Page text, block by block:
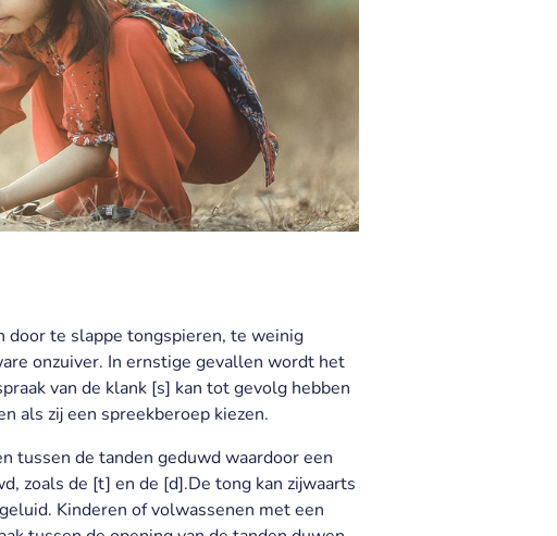
door te slappe tongspieren, te weinig
onzuiver. In ernstige gevallen wordt het
van de klank [s] kan tot gevolg hebben
als zij een spreekberoep kiezen.
tussen de tanden geduwd waardoor een
zoals de [t] en de [d].De tong kan zijwaarts
Kinderen of volwassenen met een